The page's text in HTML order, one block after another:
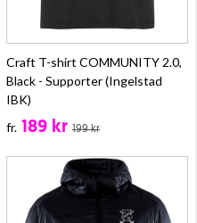
Craft T-shirt COMMUNITY 2.0,
Black - Supporter (Ingelstad
IBK)
fr. 189 kr 199 kr